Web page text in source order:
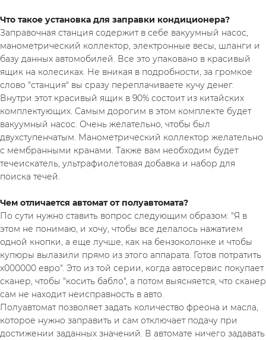
Что такое установка для заправки кондиционера?
Заправочная станция содержит в себе вакуумный насос,
манометрический коллектор, электронные весы, шланги и
базу данных автомобилей. Все это упаковано в красивый
ящик на колесиках. Не вникая в подробности, за громкое
слово "станция" вы сразу переплачиваете кучу денег.
Внутри этот красивый ящик в 90% состоит из китайских
комплектующих. Самым дорогим в этом комплекте будет
вакуумный насос. Очень желательно, чтобы был
двухступенчатым. Манометрический коллектор желательно
с мембранными кранами. Также вам необходим будет
течеискатель, ультрафиолетовая добавка и набор для
поиска течей.
Чем отличается автомат от полуавтомата?
По сути нужно ставить вопрос следующим образом: "Я в
этом не понимаю, и хочу, чтобы все делалось нажатием
одной кнопки, а еще лучше, как на бензоколонке и чтобы
купюры вылазили прямо из этого аппарата. Готов потратить
х000000 евро". Это из той серии, когда автосервис покупает
сканер, чтобы "косить бабло", а потом выясняется, что сканер
сам не находит неисправность в авто.
Полуавтомат позволяет задать количество фреона и масла,
которое нужно заправить и сам отключает подачу при
достижении заданных значений. В автомате ничего задавать